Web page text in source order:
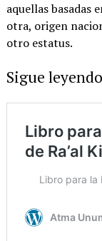
aquellas basadas
otra, origen
otro estatus.
Sigue leyendo